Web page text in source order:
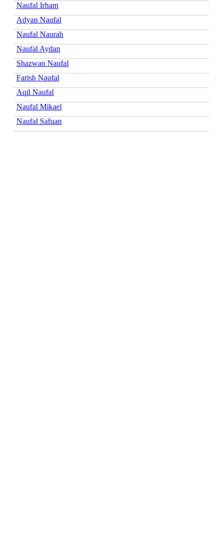
Naufal Irham
Adyan Naufal
Naufal Naurah
Naufal Aydan
Shazwan Naufal
Farish Naufal
Aqil Naufal
Naufal Mikael
Naufal Safuan